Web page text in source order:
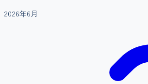
2026年6月